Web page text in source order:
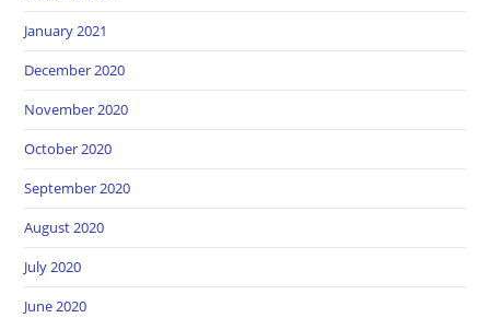
January 2021
December 2020
November 2020
October 2020
September 2020
August 2020
July 2020
June 2020